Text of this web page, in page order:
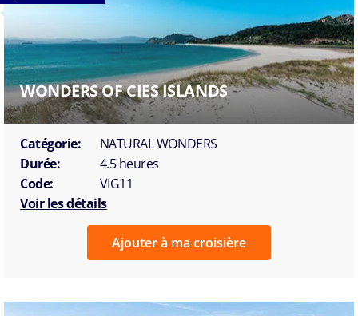
WONDERS OF CIES ISLANDS
Catégorie:
NATURAL WONDERS
Durée:
4.5 heures
Code:
VIG11
Voir les détails
Ajouter à ma croisière